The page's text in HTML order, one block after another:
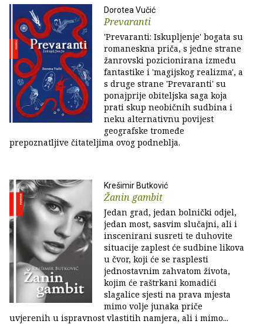
Dorotea Vučić
Prevaranti
'Prevaranti: Iskupljenje' bogata su
romaneskna priča, s jedne strane
žanrovski pozicionirana između
fantastike i 'magijskog realizma', a
s druge strane 'Prevaranti' su
ponajprije obiteljska saga koja
prati skup neobičnih sudbina i
neku alternativnu povijest
geografske tromeđe
prepoznatljive čitateljima ovog podneblja.
Krešimir Butković
Žanin gambit
Jedan grad, jedan bolnički odjel,
jedan most, sasvim slučajni, ali i
inscenirani susreti te duhovite
situacije zaplest će sudbine likova
u čvor, koji će se rasplesti
jednostavnim zahvatom života,
kojim će raštrkani komadići
slagalice sjesti na prava mjesta
mimo volje junaka priče
uvjerenih u ispravnost vlastitih namjera, ali i mimo...